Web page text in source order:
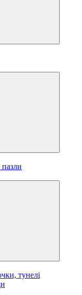
тунелі